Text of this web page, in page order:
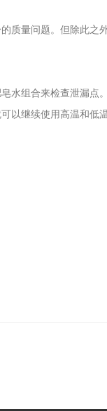
质量问题。但除此之
水组合来检查泄漏点
以继续使用高温和低